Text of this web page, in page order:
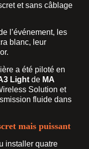
et sans câblage
l’événement, les
blanc, leur
a été piloté en
Light de MA
Solution et
fluide dans
mais puissant
installer quatre